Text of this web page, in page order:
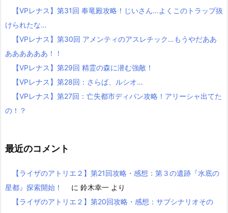
【VPレナス】第31回 奉竜殿攻略！じいさん…よくこのトラップ抜
けられたな…
【VPレナス】第30回 アメンティのアスレチック…もうやだああ
ああああああ！！
【VPレナス】第29回 精霊の森に潜む強敵！
【VPレナス】第28回：さらば、ルシオ…
【VPレナス】第27回：亡失都市ディパン攻略！アリーシャ出てた
の！？
最近のコメント
【ライザのアトリエ２】第21回攻略・感想：第３の遺跡『水底の
星都』探索開始！
に 鈴木幸一 より
【ライザのアトリエ２】第20回攻略・感想：サブシナリオその